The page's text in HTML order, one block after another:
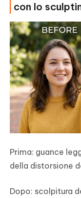
con lo
Prima: guance
della distorsione
Dopo: scolpitura